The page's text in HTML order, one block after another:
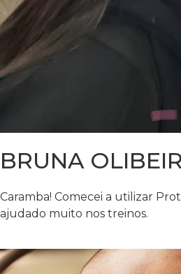
BRUNA
Caramba! Comecei a utilizar
ajudado muito nos treinos.